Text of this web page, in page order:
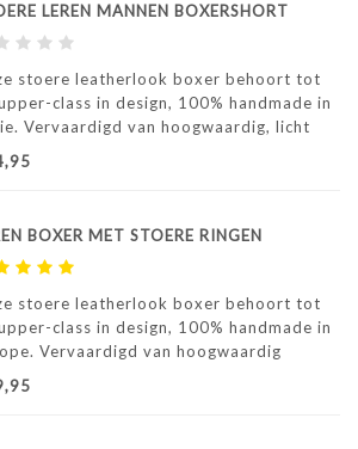
LEREN MANNEN BOXERSHORT
stoere leatherlook boxer behoort tot
class in design, 100% handmade in
Vervaardigd van hoogwaardig, licht
en ademend Synleather. (kunst
Perfecte pasvorm en ideaal te
BOXER MET STOERE RINGEN
stoere leatherlook boxer behoort tot
class in design, 100% handmade in
Vervaardigd van hoogwaardig
met stoere ringen. Op deze wijze
deze boxer als een 2e huid, maar